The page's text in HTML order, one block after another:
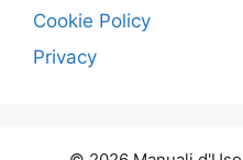
Cookie Policy
Privacy